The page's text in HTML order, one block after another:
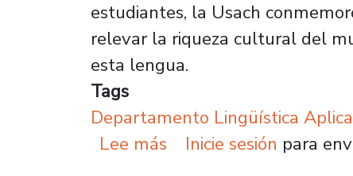
estudiantes, la Usach
relevar la riqueza cultural del
esta lengua.
Tags
Departamento Lingüística
Lee más sobre “Mulheres nas
Inicie sesión para